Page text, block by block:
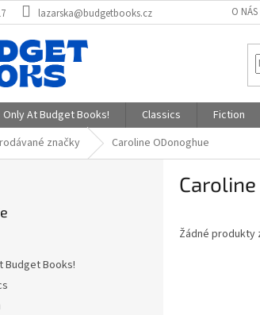
lazarska@budgetbooks.cz O NÁS
Only At Budget Books! Classics Fiction
značky Caroline ODonoghue
Budget Books!
Žádné produkty